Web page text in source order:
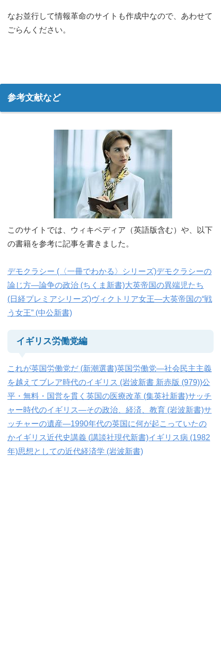
なお並行して情報革命のサイトも作成中なので、あわせて
ごらんください。
参考文献など
このサイトでは、ウィキペディア（英語版含む）や、以下
の書籍を参考に記事を書きました。
デモクラシー (〈一冊でわかる〉シリーズ)デモクラシーの
論じ方―論争の政治 (ちくま新書)大英帝国の異端児たち
(日経プレミアシリーズ)ヴィクトリア女王―大英帝国の“戦
う女王” (中公新書)
イギリス労働党編
これが英国労働党だ (新潮選書)英国労働党―社会民主主義
を越えてブレア時代のイギリス (岩波新書 新赤版 (979))公
平・無料・国営を貫く英国の医療改革 (集英社新書)サッチ
ャー時代のイギリス―その政治、経済、教育 (岩波新書)サ
ッチャーの遺産―1990年代の英国に何が起こっていたの
かイギリス近代史講義 (講談社現代新書)イギリス病 (1982
年)思想としての近代経済学 (岩波新書)